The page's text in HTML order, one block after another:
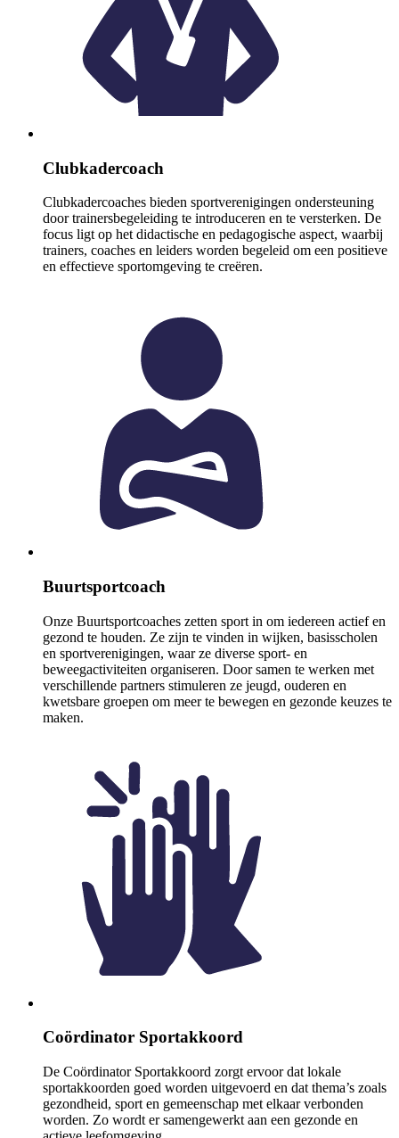
Clubkadercoach
Clubkadercoaches bieden sportverenigingen ondersteuning
door trainersbegeleiding te introduceren en te versterken. De
focus ligt op het didactische en pedagogische aspect, waarbij
trainers, coaches en leiders worden begeleid om een positieve
en effectieve sportomgeving te creëren.
Buurtsportcoach
Onze Buurtsportcoaches zetten sport in om iedereen actief en
gezond te houden. Ze zijn te vinden in wijken, basisscholen
en sportverenigingen, waar ze diverse sport- en
beweegactiviteiten organiseren. Door samen te werken met
verschillende partners stimuleren ze jeugd, ouderen en
kwetsbare groepen om meer te bewegen en gezonde keuzes te
maken.
Coördinator Sportakkoord
De Coördinator Sportakkoord zorgt ervoor dat lokale
sportakkoorden goed worden uitgevoerd en dat thema’s zoals
gezondheid, sport en gemeenschap met elkaar verbonden
worden. Zo wordt er samengewerkt aan een gezonde en